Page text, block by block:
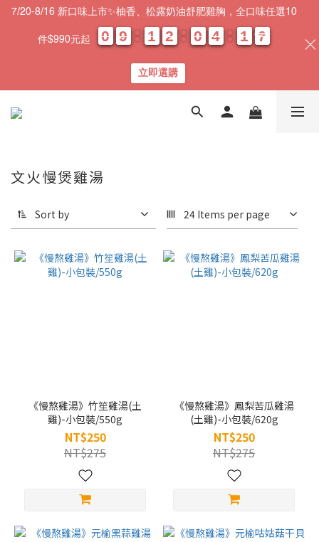
文火慢煲雞湯
Sort by 24 Items per page
《慢熬雞湯》竹笙雞湯(土
雞)-小包裝/550g
NT$250
NT$275
《慢熬雞湯》鳳梨苦瓜雞湯
(土雞)-小包裝/620g
NT$250
NT$275
7/20-8/16 新口味上市✨柚香、松露奶油舒肥雞胸，全口味任選10
件$990元起 0
0
0
0 9
9
9
9 1
1
1
1 2
2
2
2 0
0
0
0 4
4
4
4 1
1
1
1 0
0
6
6
6
6
立即選購